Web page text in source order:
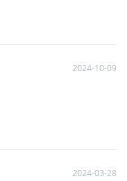
2024-10-09
2024-03-28